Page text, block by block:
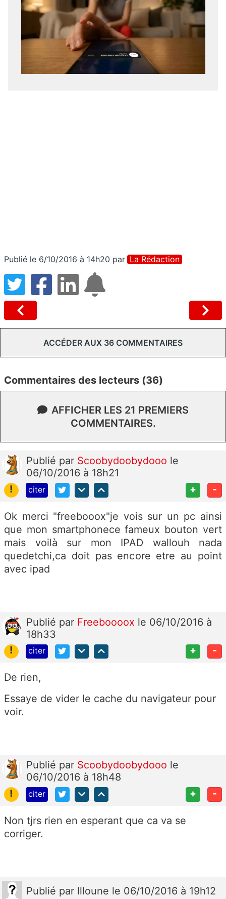
Publié le 6/10/2016 à 14h20 par La Rédaction
ACCÉDER AUX 36 COMMENTAIRES
Commentaires des lecteurs (36)
AFFICHER LES 21 PREMIERS
COMMENTAIRES.
Publié par Scoobydoobydooo le
06/10/2016 à 18h21
!
citer + -
Ok merci "freebooox"je vois sur un pc ainsi
que mon smartphonece fameux bouton vert
mais voilà sur mon IPAD wallouh nada
quedetchi,ca doit pas encore etre au point
avec ipad
Publié par Freeboooox le 06/10/2016 à
18h33
!
citer + -
De rien,
Essaye de vider le cache du navigateur pour
voir.
Publié par Scoobydoobydooo le
06/10/2016 à 18h48
!
citer + -
Non tjrs rien en esperant que ca va se
corriger.
Publié par Illoune le 06/10/2016 à 19h12